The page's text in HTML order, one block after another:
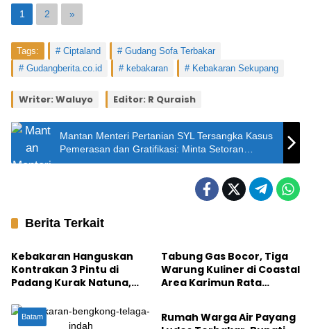
1 2 »
Tags: Ciptaland
Gudang Sofa Terbakar
Gudangberita.co.id
kebakaran Kebakaran Sekupang
Writer: Waluyo Editor: R Quraish
Mantan Menteri Pertanian SYL Tersangka Kasus
Pemerasan dan Gratifikasi: Minta Setoran
Hingga Rp156 Juta
Berita Terkait
Natuna
Kebakaran Hanguskan
Kontrakan 3 Pintu di
Padang Kurak Natuna,
Cannon
Tabung Gas Bocor, Tiga
Warung Kuliner di Coastal
Area Karimun Rata
Batam
Natuna
Rumah Warga Air Payang